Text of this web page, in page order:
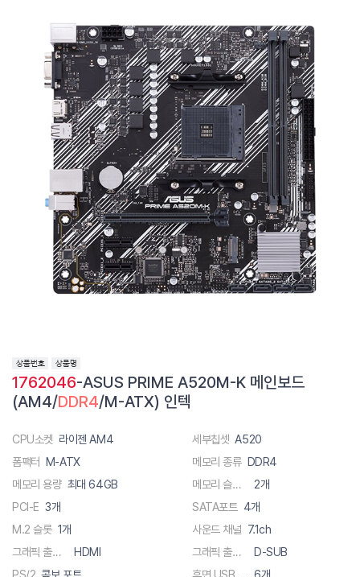
1762046-ASUS PRIME A520M-K 메인보드
(AM4/DDR4/M-ATX) 인텍
CPU소켓 라이젠 AM4 세부칩셋 A520
폼팩터 M-ATX 메모리 종류 DDR4
메모리 용량 최대 64GB 메모리 슬롯 수
2개
PCI-E 3개 SATA포트 4개
M.2 슬롯 1개 사운드 채널 7.1ch
그래픽 출력단자
HDMI 그래픽 출력단자
D-SUB